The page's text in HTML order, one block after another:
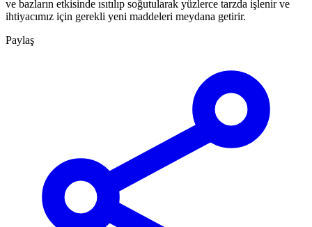
ve bazların etkisinde ısıtılıp soğutularak yüzlerce tarzda işlenir ve
ihtiyacımız için gerekli yeni maddeleri meydana getirir.
Paylaş